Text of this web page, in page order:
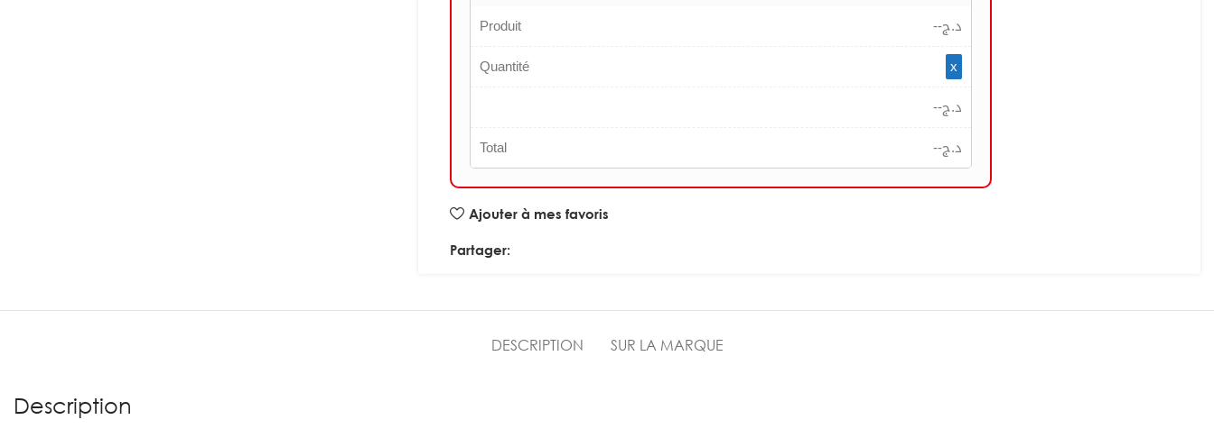
Produit
--د.ج
Quantité
x
--د.ج
Total
--د.ج
Ajouter à mes favoris
Partager:
DESCRIPTION SUR LA MARQUE
Description